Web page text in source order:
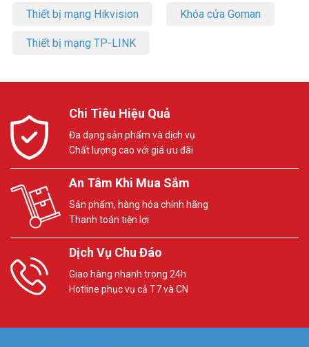
Thiết bị mạng Hikvision Khóa cửa Goman
Thiết bị mạng TP-LINK
Chi Tiêu Hiệu Quả
Đa dạng sản phẩm và dịch vụ
Chất lượng cao với giá ưu đãi
An Tâm Khi Mua Sắm
Sản phẩm, hàng hóa chính hãng
Thanh toán tiện lợi
Dịch Vụ Chu Đáo
Giao hàng nhanh trong 24h
Hotline phục vụ cả T7 và CN